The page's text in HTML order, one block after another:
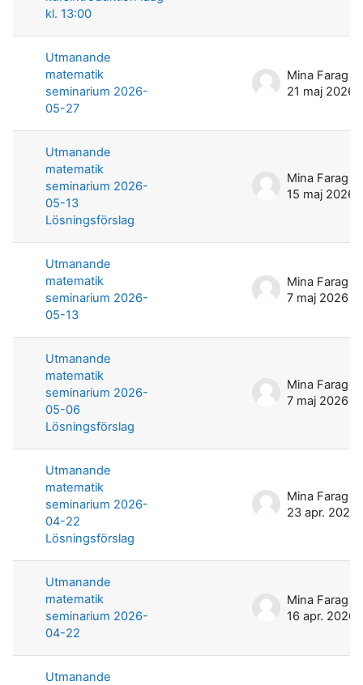
kl. 13:00
Utmanande
matematik
seminarium 2026-
05-27
Mina Farag
21 maj 2026
Utmanande
matematik
seminarium 2026-
05-13
Lösningsförslag
Mina Farag
15 maj 2026
Utmanande
matematik
seminarium 2026-
05-13
Mina Farag
7 maj 2026
Utmanande
matematik
seminarium 2026-
05-06
Lösningsförslag
Mina Farag
7 maj 2026
Utmanande
matematik
seminarium 2026-
04-22
Lösningsförslag
Mina Farag
23 apr. 2026
Utmanande
matematik
seminarium 2026-
04-22
Mina Farag
16 apr. 2026
Utmanande